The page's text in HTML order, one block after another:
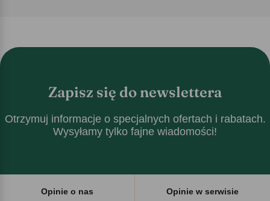
Zapisz się do newslettera
Otrzymuj informacje o specjalnych ofertach i rabatach.
Wysyłamy tylko fajne wiadomości!
Opinie o nas Opinie w serwisie